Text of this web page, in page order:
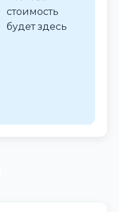
стоимость
будет здесь